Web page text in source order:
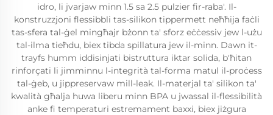
idro, li jvarjaw minn 1.5 sa 2.5 pulzier fir-raba'. Il-
konstruzzjoni flessibbli tas-silikon tippermett neħħija faċli
tas-sfera tal-ġel mingħajr bżonn ta' sforz eċċessiv jew l-użu
tal-ilma tieħdu, biex tibda spillatura jew il-minn. Dawn it-
trayfs humm iddisinjati bistruttura iktar solida, b'ħitan
rinforçati li jimminnu l-integrità tal-forma matul il-proċess
tal-ġeb, u jippreservaw mill-leak. Il-materjal ta' silikon ta'
kwalità għalja huwa liberu minn BPA u jwassal il-flessibilità
anke fi temperaturi estremament baxxi, biex jiżgura